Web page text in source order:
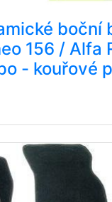
boční
156 / Alfa
- kouřové